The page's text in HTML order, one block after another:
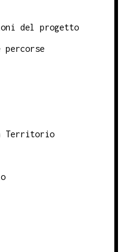
del progetto
Territorio